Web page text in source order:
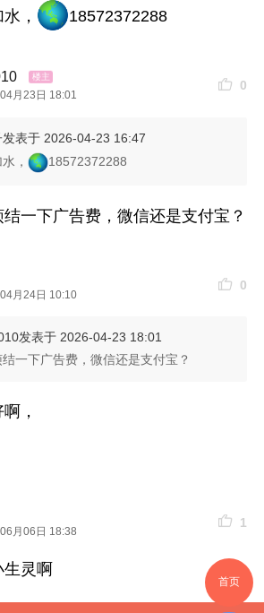
， 18572372288
04月23日 18:01
0
发表于 2026-04-23 16:47
，
18572372288
一下广告费，微信还是支付宝？
04月24日 10:10
0
发表于 2026-04-23 18:01
一下广告费，微信还是支付宝？
，
06月06日 18:38
1
生灵啊
首页